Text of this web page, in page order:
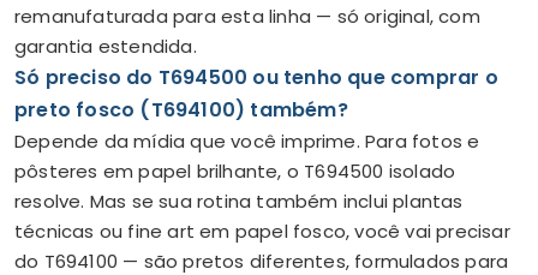
remanufaturada para esta linha — só original, com
garantia estendida.
Só preciso do T694500 ou tenho que comprar o
preto fosco (T694100) também?
Depende da mídia que você imprime. Para fotos e
pôsteres em papel brilhante, o T694500 isolado
resolve. Mas se sua rotina também inclui plantas
técnicas ou fine art em papel fosco, você vai precisar
do T694100 — são pretos diferentes, formulados para